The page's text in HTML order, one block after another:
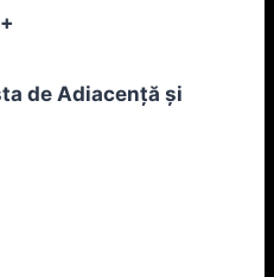
de Adiacență și